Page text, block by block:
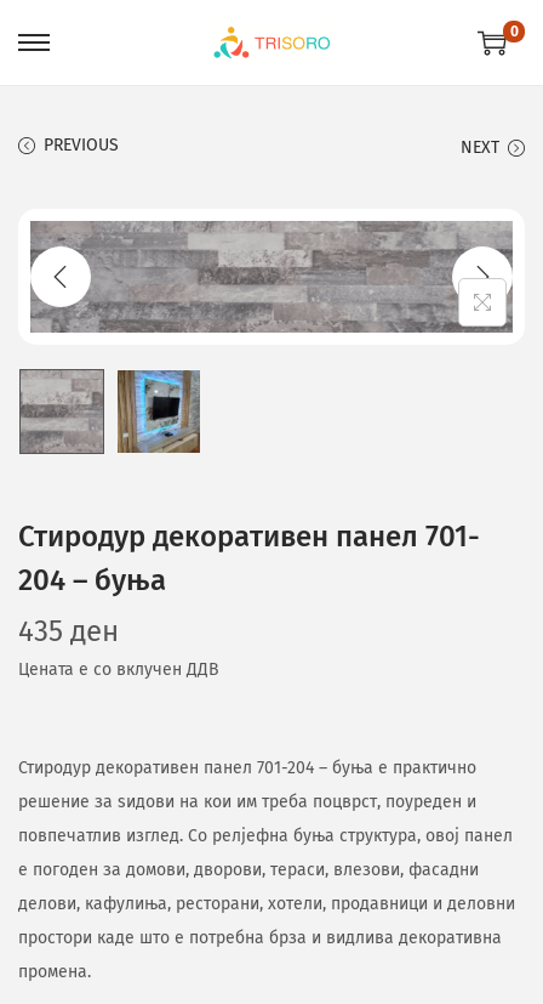
0
PREVIOUS NEXT
Стиродур декоративен панел 701-
204 – буња
435 ден
Цената е со вклучен ДДВ
Стиродур декоративен панел 701-204 – буња е практично
решение за ѕидови на кои им треба поцврст, поуреден и
повпечатлив изглед. Со релјефна буња структура, овој панел
е погоден за домови, дворови, тераси, влезови, фасадни
делови, кафулиња, ресторани, хотели, продавници и деловни
простори каде што е потребна брза и видлива декоративна
промена.